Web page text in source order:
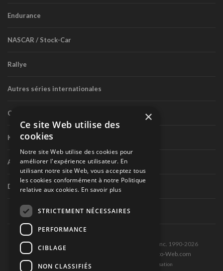
Endurance
NASCAR / Stock-Car
Rallye
Autres séries internationales
Circuit routier canadien
Karting
Autres séries nationales
Divers
Tous droits réservés © Les Éditions Pole-Position inc. 1990-2026
Ce site est produit et hébergé par Montréal-Photo-Web.com
Politique de confidentialité et Conditions d’utilisation
×
Ce site Web utilise des
cookies
Notre site Web utilise des cookies pour
améliorer l'expérience utilisateur. En
utilisant notre site Web, vous acceptez tous
les cookies conformément à notre Politique
relative aux cookies. En savoir plus
STRICTEMENT NÉCESSAIRES
PERFORMANCE
CIBLAGE
NON CLASSIFIÉS